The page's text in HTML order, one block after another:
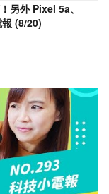
另外 Pixel 5a、
(8/20)